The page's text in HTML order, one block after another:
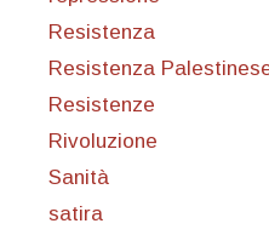
Resistenza
Resistenza
Resistenze
Rivoluzione
Sanità
satira